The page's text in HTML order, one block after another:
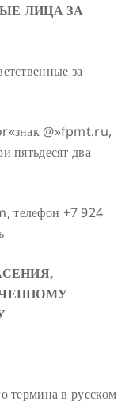
ЛИЦА ЗА
за
@»fpmt.ru,
пятьдесят два
телефон +7 924
термина в русском